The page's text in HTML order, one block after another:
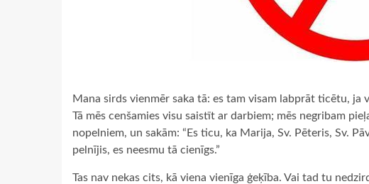
Mana sirds vienmēr saka tā: es tam visam labprāt ticētu, ja
Tā mēs cenšamies visu saistīt ar darbiem; mēs negribam
nopelniem, un sakām: “Es ticu, ka Marija, Sv. Pēteris, Sv.
pelnījis, es neesmu tā cienīgs.”
Tas nav nekas cits, kā viena vienīga ģeķība. Vai tad tu